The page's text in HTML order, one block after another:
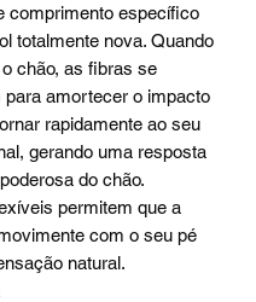
comprimento específico
totalmente nova. Quando
chão, as fibras se
amortecer o impacto
rapidamente ao seu
gerando uma resposta
do chão.
permitem que a
com o seu pé
natural.